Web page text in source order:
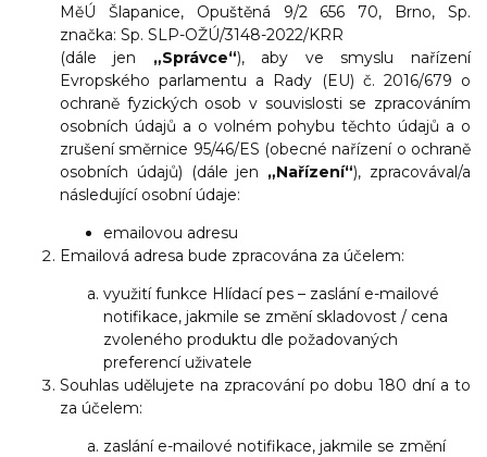
MěÚ Šlapanice, Opuštěná 9/2 656 70, Brno, Sp.
značka: Sp. SLP-OŽÚ/3148-2022/KRR
(dále jen „Správce“), aby ve smyslu nařízení
Evropského parlamentu a Rady (EU) č. 2016/679 o
ochraně fyzických osob v souvislosti se zpracováním
osobních údajů a o volném pohybu těchto údajů a o
zrušení směrnice 95/46/ES (obecné nařízení o ochraně
osobních údajů) (dále jen „Nařízení“), zpracovával/a
následující osobní údaje:
emailovou adresu
Emailová adresa bude zpracována za účelem:
využití funkce Hlídací pes – zaslání e-mailové
notifikace, jakmile se změní skladovost / cena
zvoleného produktu dle požadovaných
preferencí uživatele
Souhlas udělujete na zpracování po dobu 180 dní a to
za účelem:
zaslání e-mailové notifikace, jakmile se změní